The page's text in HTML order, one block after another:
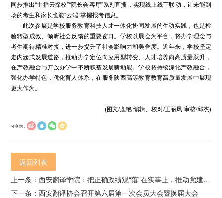
同步推出“主播云探校”“院长会客厅”系列直播，实现线上线下联动，让未能到
场的考生和家长也能“云端”掌握报考信息。
此次参展是学校服务教育科技人才一体化协同发展的生动实践，也是检
验转型成效、倾听社会反馈的重要窗口。学校以展会为平台，将办学理念与
考生期待精准对接，进一步提升了社会影响力和美誉度。近年来，学校坚定
走内涵式发展道路，推动办学定位向应用型转变、人才培养向高质量跃升，
在产教融合与开放办学中不断积蓄发展新动能。学校将持续深化产教融合，
强化办学特色，优化育人体系，在服务陕西高等教育教育高质量发展中展现
更大作为。
(图文/鹿艳 编辑、校对/王丽凤 审核/邱杰)
分享到：
返回列表
上一条：西安翻译学院：把正确政绩观“落”在实事上，推动党建与业务深融互促双向奔赴
下一条：西安翻译协会召开第六届第一次会员大会暨换届大会